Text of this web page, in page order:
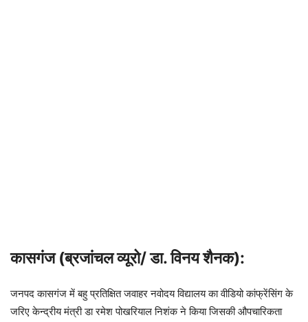
कासगंज (ब्रजांचल व्यूरो/ डा. विनय शैनक):
जनपद कासगंज में बहु प्रतिक्षित जवाहर नवोदय विद्यालय का वीडियो कांफ्रेंसिंग के
जरिए केन्द्रीय मंत्री डा रमेश पोखरियाल निशंक ने किया जिसकी औपचारिकता